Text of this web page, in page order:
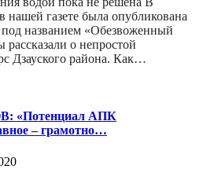
нашей газете была опубликована
под названием «Обезвоженный
о непростой
Дзауского района. Как…
«Потенциал АПК
– грамотно…